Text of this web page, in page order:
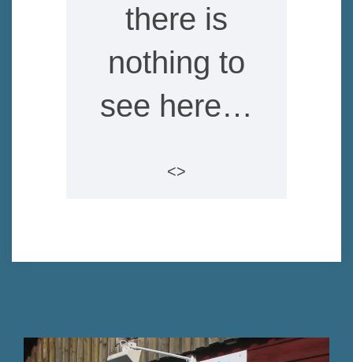
there is
nothing to
see here…
<>